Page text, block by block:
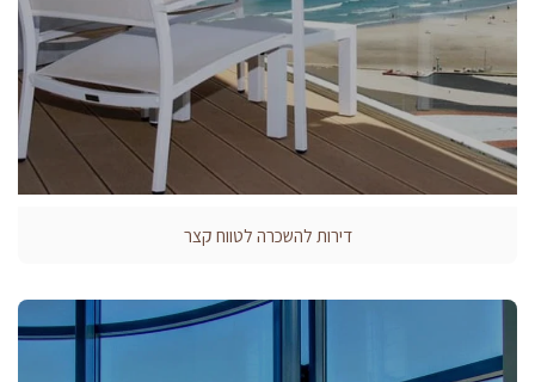
דירות להשכרה לטווח קצר